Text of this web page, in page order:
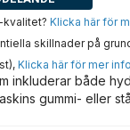
kvalitet? Klicka här för
skillnader på
Klicka här för mer
inkluderar både
gummi- eller